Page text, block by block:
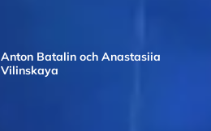
Anton Batalin och Anastasiia
Vilinskaya